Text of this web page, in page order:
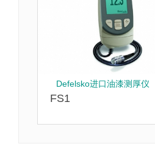
Defelsko进口油漆测厚仪
FS1